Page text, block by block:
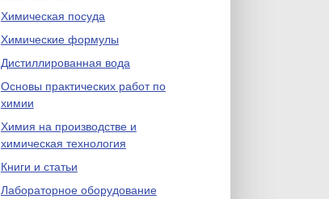
Химическая посуда
Химические формулы
Дистиллированная вода
Основы практических работ по
химии
Химия на производстве и
химическая технология
Книги и статьи
Лабораторное оборудование